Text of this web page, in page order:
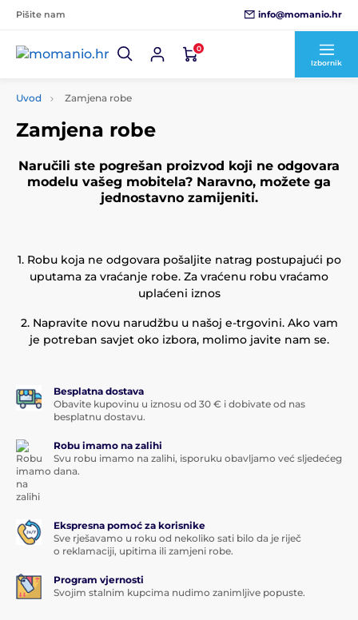
Pišite nam info@momanio.hr
0
Izbornik
Uvod Zamjena robe
Zamjena robe
Naručili ste pogrešan proizvod koji ne odgovara
modelu vašeg mobitela? Naravno, možete ga
jednostavno zamijeniti.
1. Robu koja ne odgovara pošaljite natrag postupajući po
uputama za vraćanje robe. Za vraćenu robu vraćamo
uplaćeni iznos
2. Napravite novu narudžbu u našoj e-trgovini. Ako vam
je potreban savjet oko izbora, molimo javite nam se.
Besplatna dostava
Obavite kupovinu u iznosu od 30 € i dobivate od nas
besplatnu dostavu.
Robu imamo na zalihi
Svu robu imamo na zalihi, isporuku obavljamo već sljedećeg
dana.
Ekspresna pomoć za korisnike
Sve rješavamo u roku od nekoliko sati bilo da je riječ
o reklamaciji, upitima ili zamjeni robe.
Program vjernosti
Svojim stalnim kupcima nudimo zanimljive popuste.